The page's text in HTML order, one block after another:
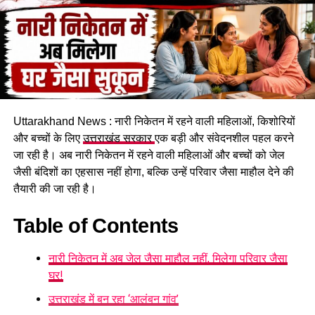
कचहरी कर्मचारी गोविंद सिंह नेगी के मुताबिक, जिस सरकारी आवास में पांच
परिवार रह रहे हैं, वो फिलहाल पूरी तरह सुरक्षित नहीं है। बोल्डर गिरने से
भवन को काफी नुकसान पहुंचा है और मौजूदा हालात में वहां रहना जोखिम
प्रशासन से तत्काल मदद की मांग
प्रभावित परिवारों ने प्रशासन से मौके का जल्द निरीक्षण कराने और तत्काल
सुरक्षा इंतजाम करने की मांग की है। इसके साथ ही परिवारों के लिए
वैकल्पिक आवास की व्यवस्था करने और पहाड़ी से लगातार गिर रहे बोल्डरों
Uttarakhand News : नारी निकेतन में रहने वाली महिलाओं, किशोरियों
और बच्चों के लिएउत्तराखंड सरकारएक बड़ी और संवेदनशील पहल करने
जा रही है। अब नारी निकेतन में रहने वाली महिलाओं और बच्चों को जेल
जैसी बंदिशों का एहसास नहीं होगा, बल्कि उन्हें परिवार जैसा माहौल देने की
तैयारी की जा रही है।
Table of Contents
नारी निकेतन में अब जेल जैसा माहौल नहीं, मिलेगा परिवार जैसा
घर!
उत्तराखंड में बन रहा ‘आलंबन गांव’